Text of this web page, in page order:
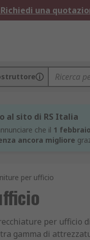
Richiedi una
al sito di RS Italia
che il 1
ancora migliore
per ufficio
per
gamma di